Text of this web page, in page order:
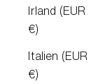
Irland (EUR
€)
Italien (EUR
€)